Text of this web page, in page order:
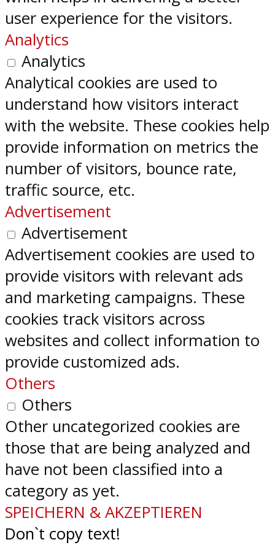
user experience for the visitors.
Analytics
Analytics
Analytical cookies are used to
understand how visitors interact
with the website. These cookies help
provide information on metrics the
number of visitors, bounce rate,
traffic source, etc.
Advertisement
Advertisement
Advertisement cookies are used to
provide visitors with relevant ads
and marketing campaigns. These
cookies track visitors across
websites and collect information to
provide customized ads.
Others
Others
Other uncategorized cookies are
those that are being analyzed and
have not been classified into a
category as yet.
SPEICHERN & AKZEPTIEREN
Don`t copy text!